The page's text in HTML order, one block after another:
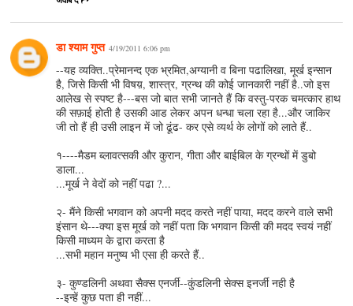
डा श्याम गुप्त 4/19/2011 6:06 pm
--यह व्यक्ति..प्रेमानन्द एक भ्रमित,अग्यानी व बिना पढालिखा, मूर्ख इन्सान
है, जिसे किसी भी विषय़, शास्त्र, ग्रन्थ की कोई जानकारी नहीं है..जो इस
आलेख से स्पष्ट है---बस जो बात सभी जानते हैं कि वस्तु-परक चमत्कार हाथ
की सफ़ाई होती है उसकी आड लेकर अपन धन्धा चला रहा है...और जाकिर
जी तो हैं ही उसी लाइन में जो ढूंढ- कर एसे व्यर्थ के लोगों को लाते हैं..
१----मैडम ब्‍लावत्‍सकी और कुरान, गीता और बाईबिल के ग्रन्‍थों में डुबो
डाला...
...मूर्ख ने वेदों को नहीं पढा ?...
२- मैंने किसी भगवान को अपनी मदद करते नहीं पाया, मदद करने वाले सभी
इंसान थे---क्या इस मूर्ख को नहीं पता कि भगवान किसी की मदद स्वयं नहीं
किसी माध्यम के द्वारा करता है
...सभी महान मनुष्य भी एसा ही करते हैं..
३- कुण्‍डलिनी अथवा सैक्‍स एनर्जी--कुंडलिनी सेक्स इनर्जी नही है
--इन्हें कुछ पता ही नहीं...